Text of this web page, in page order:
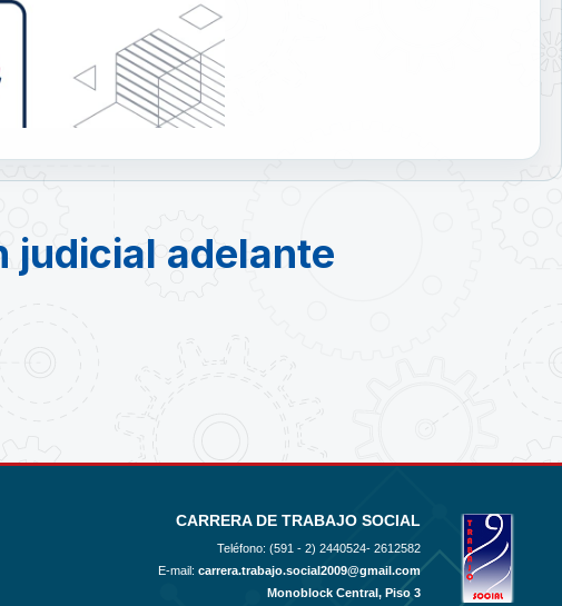
judicial adelante
CARRERA DE TRABAJO SOCIAL
Teléfono: (591 - 2) 2440524- 2612582
E-mail: carrera.trabajo.social2009@gmail.com
Monoblock Central, Piso 3